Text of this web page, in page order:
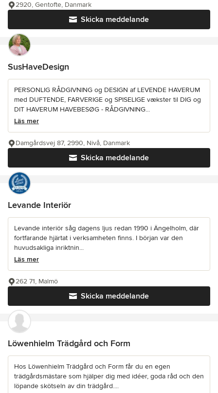
Skicka meddelande
2920, Gentofte, Danmark
SusHaveDesign
PERSONLIG RÅDGIVNING og DESIGN af LEVENDE HAVERUM
med DUFTENDE, FARVERIGE og SPISELIGE vækster til DIG og
DIT HAVERUM HAVEBESØG - RÅDGIVNING...
Läs mer
Skicka meddelande
Damgårdsvej 87, 2990, Nivå, Danmark
Levande Interiör
Levande interiör såg dagens ljus redan 1990 i Ängelholm, där
fortfarande hjärtat i verksamheten finns. I början var den
huvudsakliga inriktnin...
Läs mer
Skicka meddelande
262 71, Malmö
Löwenhielm Trädgård och Form
Hos Löwenhielm Trädgård och Form får du en egen
trädgårdsmästare som hjälper dig med idéer, goda råd och den
löpande skötseln av din trädgård....